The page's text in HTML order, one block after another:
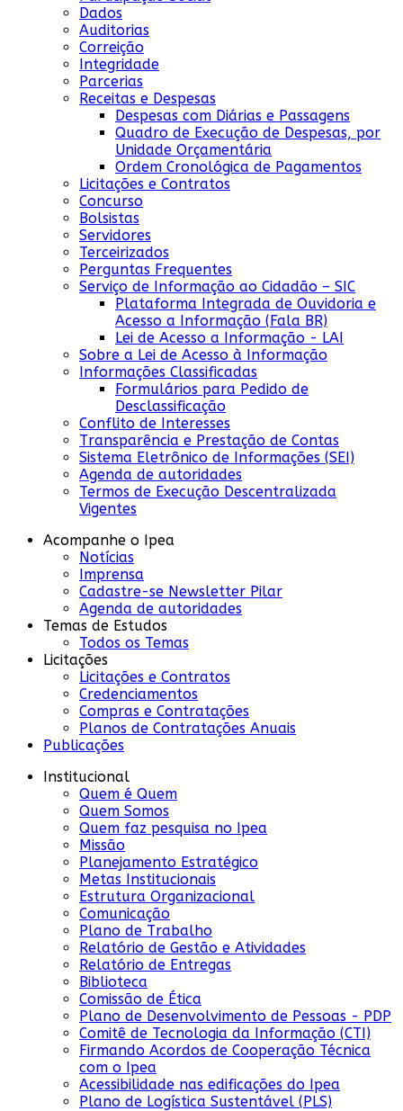
Dados
Auditorias
Correição
Integridade
Parcerias
Receitas e Despesas
Despesas com Diárias e Passagens
Quadro de Execução de Despesas, por
Unidade Orçamentária
Ordem Cronológica de Pagamentos
Licitações e Contratos
Concurso
Bolsistas
Servidores
Terceirizados
Perguntas Frequentes
Serviço de Informação ao Cidadão – SIC
Plataforma Integrada de Ouvidoria e
Acesso a Informação (Fala BR)
Lei de Acesso a Informação - LAI
Sobre a Lei de Acesso à Informação
Informações Classificadas
Formulários para Pedido de
Desclassificação
Conflito de Interesses
Transparência e Prestação de Contas
Sistema Eletrônico de Informações (SEI)
Agenda de autoridades
Termos de Execução Descentralizada
Vigentes
Acompanhe o Ipea
Notícias
Imprensa
Cadastre-se Newsletter Pilar
Agenda de autoridades
Temas de Estudos
Todos os Temas
Licitações
Licitações e Contratos
Credenciamentos
Compras e Contratações
Planos de Contratações Anuais
Publicações
Institucional
Quem é Quem
Quem Somos
Quem faz pesquisa no Ipea
Missão
Planejamento Estratégico
Metas Institucionais
Estrutura Organizacional
Comunicação
Plano de Trabalho
Relatório de Gestão e Atividades
Relatório de Entregas
Biblioteca
Comissão de Ética
Plano de Desenvolvimento de Pessoas - PDP
Comitê de Tecnologia da Informação (CTI)
Firmando Acordos de Cooperação Técnica
com o Ipea
Acessibilidade nas edificações do Ipea
Plano de Logística Sustentável (PLS)